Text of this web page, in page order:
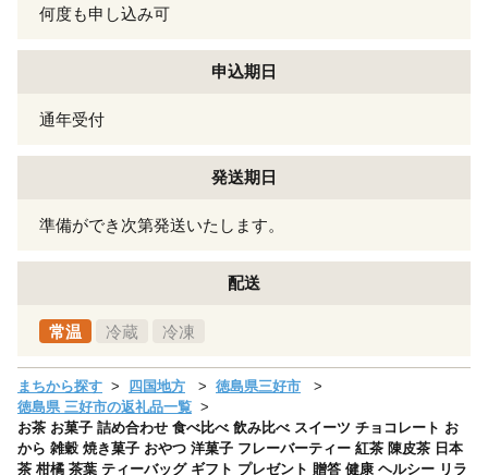
何度も申し込み可
申込期日
通年受付
発送期日
準備ができ次第発送いたします。
配送
常温 冷蔵 冷凍
まちから探す 四国地方
徳島県三好市
徳島県 三好市の返礼品一覧
お茶 お菓子 詰め合わせ 食べ比べ 飲み比べ スイーツ チョコレート お
から 雑穀 焼き菓子 おやつ 洋菓子 フレーバーティー 紅茶 陳皮茶 日本
茶 柑橘 茶葉 ティーバッグ ギフト プレゼント 贈答 健康 ヘルシー リラ